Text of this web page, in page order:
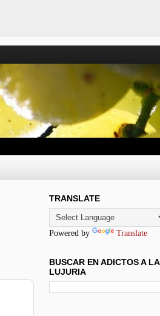
TRANSLATE
Powered by Translate
BUSCAR EN ADICTOS A LA
LUJURIA